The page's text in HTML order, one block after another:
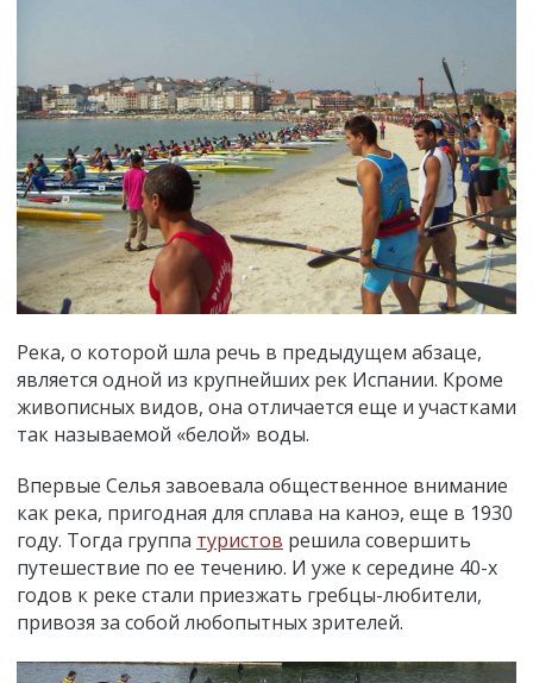
Река, о которой шла речь в предыдущем абзаце,
является одной из крупнейших рек Испании. Кроме
живописных видов, она отличается еще и участками
так называемой «белой» воды.
Впервые Селья завоевала общественное внимание
как река, пригодная для сплава на каноэ, еще в 1930
году. Тогда группа туристов решила совершить
путешествие по ее течению. И уже к середине 40-х
годов к реке стали приезжать гребцы-любители,
привозя за собой любопытных зрителей.